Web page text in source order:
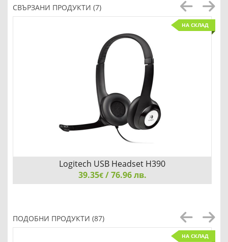
СВЪРЗАНИ ПРОДУКТИ (7)
НА СКЛАД
Logitech USB Headset H390
39.35€/ 76.96 лв.
ПОДОБНИ ПРОДУКТИ (87)
НА СКЛАД